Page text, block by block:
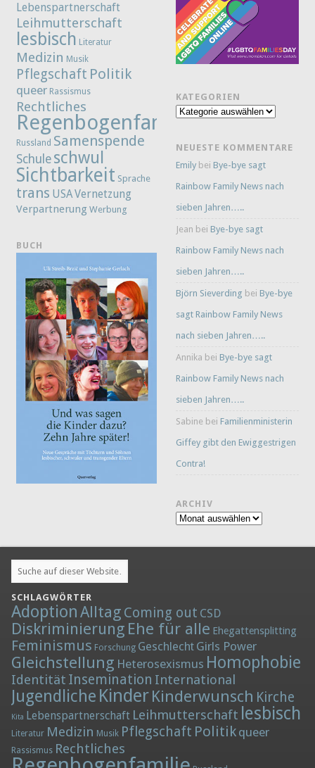
Lebenspartnerschaft
Leihmutterschaft
lesbisch Literatur
Medizin Musik
Pflegschaft Politik
queer Rassismus
Rechtliches
Regenbogenfamilie
Russland Samenspende
Schule schwul
Sichtbarkeit Sprache
trans USAVernetzung
Verpartnerung Werbung
BUCH
KATEGORIEN
Kategorien
NEUESTE KOMMENTARE
Emily bei Bye-bye sagt
Rainbow Family News nach
sieben Jahren…..
Jean bei Bye-bye sagt
Rainbow Family News nach
sieben Jahren…..
Björn Sieverding bei Bye-bye
sagt Rainbow Family News
nach sieben Jahren…..
Annika bei Bye-bye sagt
Rainbow Family News nach
sieben Jahren…..
Sabine bei Familienministerin
Giffey gibt den Ewiggestrigen
Contra!
ARCHIV
Archiv
SCHLAGWÖRTER
AdoptionAlltag Coming out CSD
Diskriminierung Ehe für alle Ehegattensplitting
Feminismus Forschung Geschlecht Girls Power
Gleichstellung Heterosexismus Homophobie
Identität Insemination International
Jugendliche Kinder Kinderwunsch Kirche
Kita Lebenspartnerschaft Leihmutterschaft lesbisch
Literatur Medizin Musik Pflegschaft Politik queer
Rassismus Rechtliches